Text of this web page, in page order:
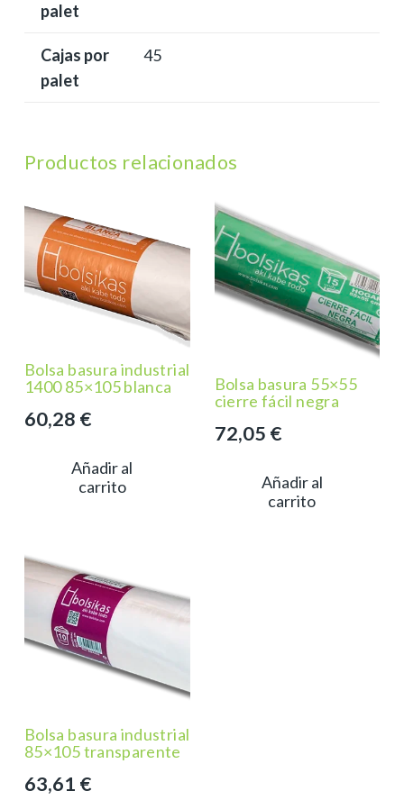
palet
Cajas por
palet
45
Productos relacionados
Bolsa basura industrial
1400 85×105 blanca
60,28 €
Añadir al
carrito
Bolsa basura 55×55
cierre fácil negra
72,05 €
Añadir al
carrito
Bolsa basura industrial
85×105 transparente
63,61 €